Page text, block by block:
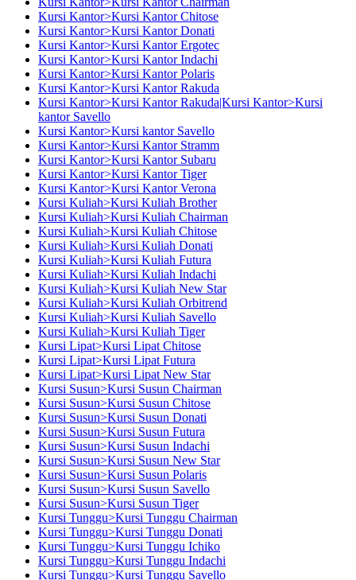
Kursi Kantor>Kursi Kantor Chitose
Kursi Kantor>Kursi Kantor Donati
Kursi Kantor>Kursi Kantor Ergotec
Kursi Kantor>Kursi Kantor Indachi
Kursi Kantor>Kursi Kantor Polaris
Kursi Kantor>Kursi Kantor Rakuda
Kursi Kantor>Kursi Kantor Rakuda|Kursi Kantor>Kursi
kantor Savello
Kursi Kantor>Kursi kantor Savello
Kursi Kantor>Kursi Kantor Stramm
Kursi Kantor>Kursi Kantor Subaru
Kursi Kantor>Kursi Kantor Tiger
Kursi Kantor>Kursi Kantor Verona
Kursi Kuliah>Kursi Kuliah Brother
Kursi Kuliah>Kursi Kuliah Chairman
Kursi Kuliah>Kursi Kuliah Chitose
Kursi Kuliah>Kursi Kuliah Donati
Kursi Kuliah>Kursi Kuliah Futura
Kursi Kuliah>Kursi Kuliah Indachi
Kursi Kuliah>Kursi Kuliah New Star
Kursi Kuliah>Kursi Kuliah Orbitrend
Kursi Kuliah>Kursi Kuliah Savello
Kursi Kuliah>Kursi Kuliah Tiger
Kursi Lipat>Kursi Lipat Chitose
Kursi Lipat>Kursi Lipat Futura
Kursi Lipat>Kursi Lipat New Star
Kursi Susun>Kursi Susun Chairman
Kursi Susun>Kursi Susun Chitose
Kursi Susun>Kursi Susun Donati
Kursi Susun>Kursi Susun Futura
Kursi Susun>Kursi Susun Indachi
Kursi Susun>Kursi Susun New Star
Kursi Susun>Kursi Susun Polaris
Kursi Susun>Kursi Susun Savello
Kursi Susun>Kursi Susun Tiger
Kursi Tunggu>Kursi Tunggu Chairman
Kursi Tunggu>Kursi Tunggu Donati
Kursi Tunggu>Kursi Tunggu Ichiko
Kursi Tunggu>Kursi Tunggu Indachi
Kursi Tunggu>Kursi Tunggu Savello